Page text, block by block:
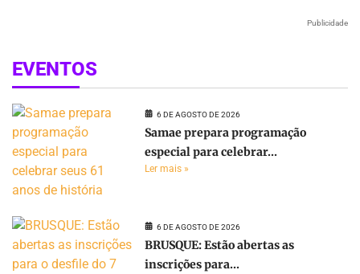
Publicidade
EVENTOS
6 DE AGOSTO DE 2026
Samae prepara programação
especial para celebrar...
Ler mais »
6 DE AGOSTO DE 2026
BRUSQUE: Estão abertas as
inscrições para...